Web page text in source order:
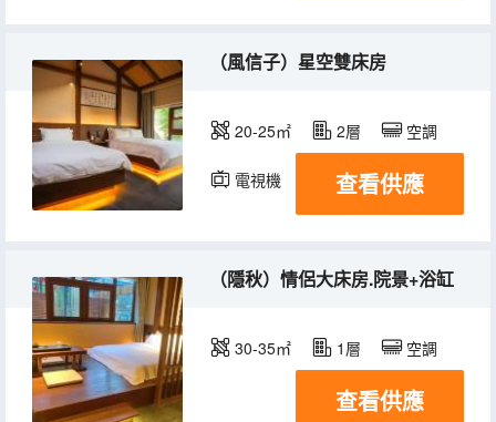
（風信子）星空雙床房
20-25㎡ 2層 空調
電視機 查看供應
（隱秋）情侶大床房.院景+浴缸
30-35㎡ 1層 空調
查看供應